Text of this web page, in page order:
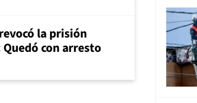
la prisión
con arresto